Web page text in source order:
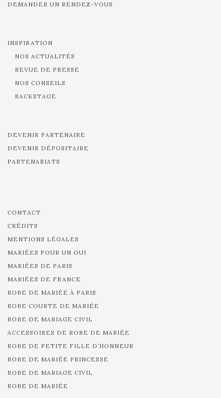
DEMANDER UN RENDEZ-VOUS
INSPIRATION
NOS ACTUALITÉS
REVUE DE PRESSE
NOS CONSEILS
BACKSTAGE
DEVENIR PARTENAIRE
DEVENIR DÉPOSITAIRE
PARTENARIATS
CONTACT
CRÉDITS
MENTIONS LÉGALES
MARIÉES POUR UN OUI
MARIÉES DE PARIS
MARIÉES DE FRANCE
ROBE DE MARIÉE À PARIS
ROBE COURTE DE MARIÉE
ROBE DE MARIAGE CIVIL
ACCESSOIRES DE ROBE DE MARIÉE
ROBE DE PETITE FILLE D’HONNEUR
ROBE DE MARIÉE PRINCESSE
ROBE DE MARIAGE CIVIL
ROBE DE MARIÉE